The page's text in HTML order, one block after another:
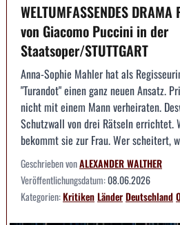
WELTUMFASSENDES
von Giacomo Puccini in der
Staatsoper/STUTTGART
Anna-Sophie Mahler hat als
"Turandot" einen ganz neuen Ansatz.
nicht mit einem Mann verheiraten.
Schutzwall von drei Rätseln errichtet.
bekommt sie zur Frau. Wer scheitert,
Geschrieben vonALEXANDER WALTHER
Veröffentlichungsdatum:08.06.2026
Kategorien:KritikenLänderDeutschland